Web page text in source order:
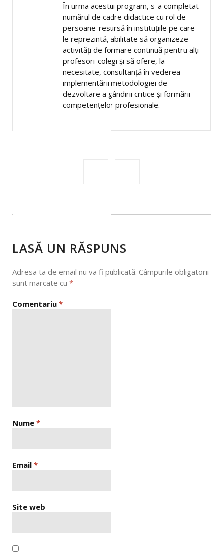
În urma acestui program, s-a completat
numărul de cadre didactice cu rol de
persoane-resursă în instituțiile pe care
le reprezintă, abilitate să organizeze
activități de formare continuă pentru alți
profesori-colegi și să ofere, la
necesitate, consultanță în vederea
implementării metodologiei de
dezvoltare a gândirii critice și formării
competențelor profesionale.
NAVIGATION
LASĂ UN RĂSPUNS
Adresa ta de email nu va fi publicată. Câmpurile obligatorii
sunt marcate cu *
Comentariu *
Nume *
Email *
Site web